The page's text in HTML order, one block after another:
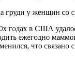
у женщин со
годах в США
ежегодно
что